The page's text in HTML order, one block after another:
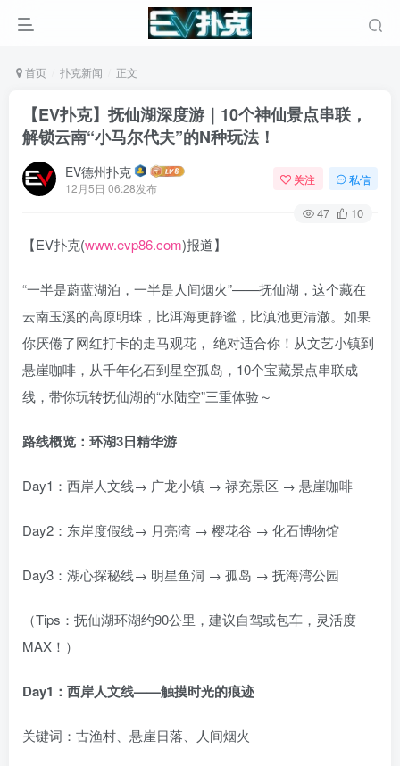
首页 扑克新闻 正文
【EV扑克】抚仙湖深度游｜10个神仙景点串联，
解锁云南“小马尔代夫”的N种玩法！
EV德州扑克
12月5日 06:28发布
关注 私信
47 10
【EV扑克(www.evp86.com)报道】
“一半是蔚蓝湖泊，一半是人间烟火”——抚仙湖，这个藏在
云南玉溪的高原明珠，比洱海更静谧，比滇池更清澈。如果
你厌倦了网红打卡的走马观花， 绝对适合你！从文艺小镇到
悬崖咖啡，从千年化石到星空孤岛，10个宝藏景点串联成
线，带你玩转抚仙湖的“水陆空”三重体验～
路线概览：环湖3日精华游
Day1：西岸人文线→ 广龙小镇 → 禄充景区 → 悬崖咖啡
Day2：东岸度假线→ 月亮湾 → 樱花谷 → 化石博物馆
Day3：湖心探秘线→ 明星鱼洞 → 孤岛 → 抚海湾公园
（Tips：抚仙湖环湖约90公里，建议自驾或包车，灵活度
MAX！）
Day1：西岸人文线——触摸时光的痕迹
关键词：古渔村、悬崖日落、人间烟火